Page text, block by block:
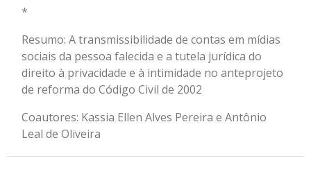
*
Resumo: A transmissibilidade de contas em mídias
sociais da pessoa falecida e a tutela jurídica do
direito à privacidade e à intimidade no anteprojeto
de reforma do Código Civil de 2002
Coautores: Kassia Ellen Alves Pereira e Antônio
Leal de Oliveira